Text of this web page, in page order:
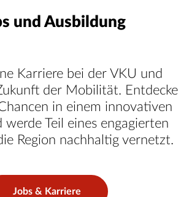
und Ausbildung
Karriere bei der VKU und
der Mobilität. Entdecke
in einem innovativen
werde Teil eines engagierten
Region nachhaltig vernetzt.
Jobs & Karriere